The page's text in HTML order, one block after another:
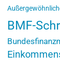
BMF-